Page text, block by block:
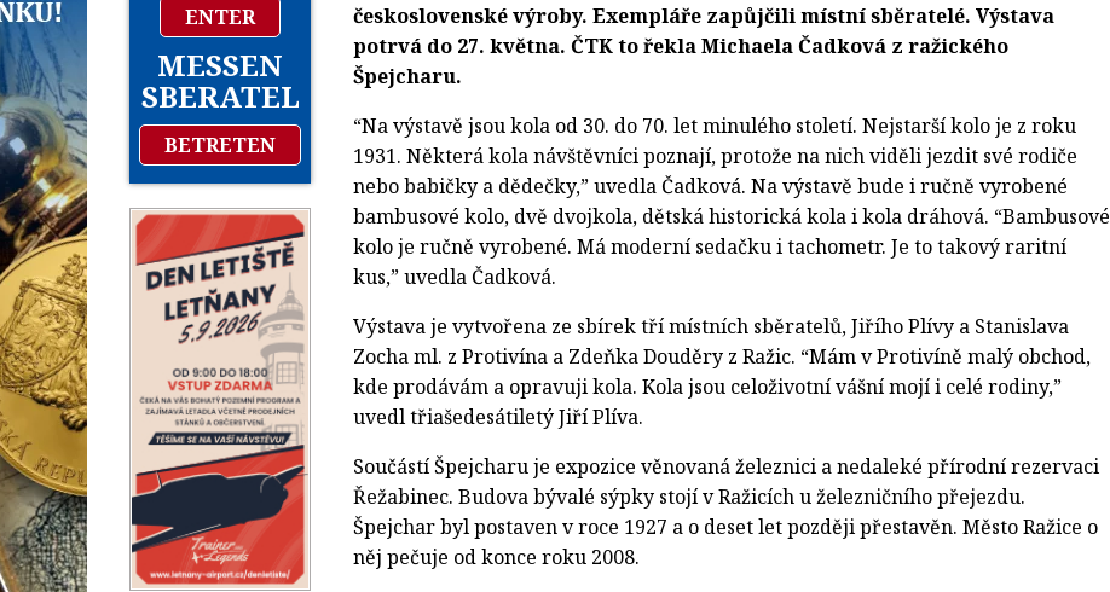
ENTER
MESSEN
SBERATEL
BETRETEN
československé výroby. Exempláře zapůjčili místní sběratelé. Výstava
potrvá do 27. května. ČTK to řekla Michaela Čadková z ražického
Špejcharu.
“Na výstavě jsou kola od 30. do 70. let minulého století. Nejstarší kolo je z roku
1931. Některá kola návštěvníci poznají, protože na nich viděli jezdit své rodiče
nebo babičky a dědečky,” uvedla Čadková. Na výstavě bude i ručně vyrobené
bambusové kolo, dvě dvojkola, dětská historická kola i kola dráhová. “Bambusové
kolo je ručně vyrobené. Má moderní sedačku i tachometr. Je to takový raritní
kus,” uvedla Čadková.
Výstava je vytvořena ze sbírek tří místních sběratelů, Jiřího Plívy a Stanislava
Zocha ml. z Protivína a Zdeňka Douděry z Ražic. “Mám v Protivíně malý obchod,
kde prodávám a opravuji kola. Kola jsou celoživotní vášní mojí i celé rodiny,”
uvedl třiašedesátiletý Jiří Plíva.
Součástí Špejcharu je expozice věnovaná železnici a nedaleké přírodní rezervaci
Řežabinec. Budova bývalé sýpky stojí v Ražicích u železničního přejezdu.
Špejchar byl postaven v roce 1927 a o deset let později přestavěn. Město Ražice o
něj pečuje od konce roku 2008.